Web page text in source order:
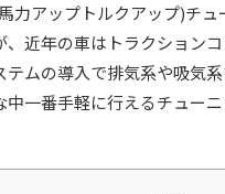
力アップトルクアップ)チ
、近年の車はトラクション
ムの導入で排気系や吸気
中一番手軽に行えるチュー